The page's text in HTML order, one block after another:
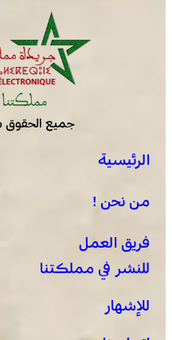
جميع الحقوق
الرئيسية
من نحن !
فريق العمل
للنشر في مملكتنا
للإشهار